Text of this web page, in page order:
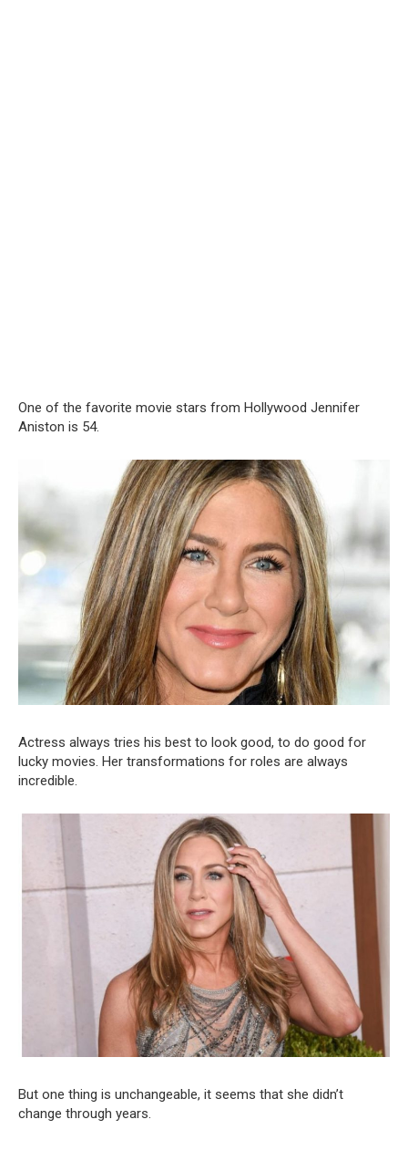
One of the favorite movie stars from Hollywood Jennifer
Aniston is 54.
Actress always tries his best to look good, to do good for
lucky movies. Her transformations for roles are always
incredible.
But one thing is unchangeable, it seems that she didn’t
change through years.